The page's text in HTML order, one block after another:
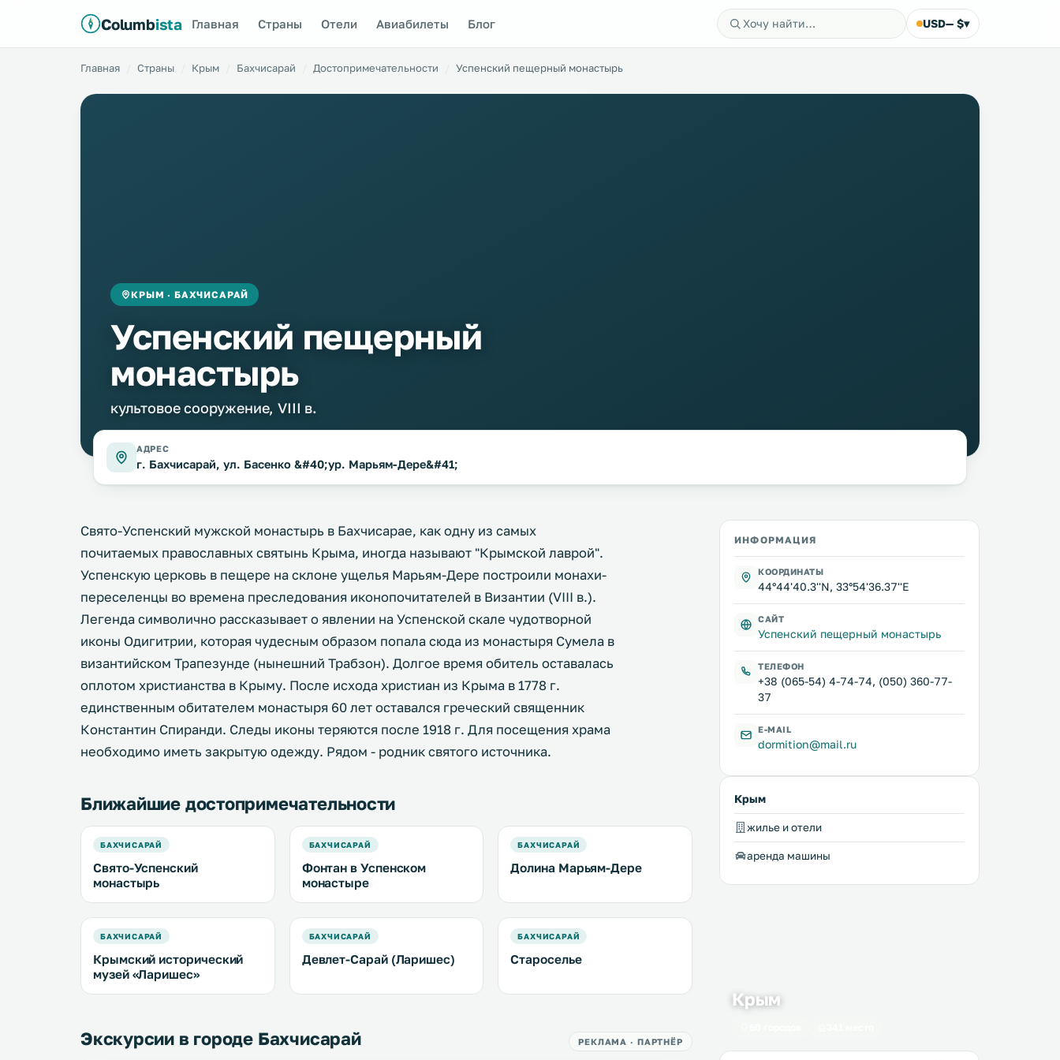
Columbista Главная Страны Отели Авиабилеты Блог USD— $▾
Главная Страны Крым Бахчисарай Достопримечательности Успенский пещерный монастырь
КРЫМ · БАХЧИСАРАЙ
Успенский пещерный
монастырь
культовое сооружение, VIII в.
АДРЕС
г. Бахчисарай, ул. Басенко &#40;ур. Марьям-Дере&#41;
Свято-Успенский мужской монастырь в Бахчисарае, как одну из самых
почитаемых православных святынь Крыма, иногда называют "Крымской лаврой".
Успенскую церковь в пещере на склоне ущелья Марьям-Дере построили монахи-
переселенцы во времена преследования иконопочитателей в Византии (VIII в.).
Легенда символично рассказывает о явлении на Успенской скале чудотворной
иконы Одигитрии, которая чудесным образом попала сюда из монастыря Сумела в
византийском Трапезунде (нынешний Трабзон). Долгое время обитель оставалась
оплотом христианства в Крыму. После исхода христиан из Крыма в 1778 г.
единственным обитателем монастыря 60 лет оставался греческий священник
Константин Спиранди. Следы иконы теряются после 1918 г. Для посещения храма
необходимо иметь закрытую одежду. Рядом - родник святого источника.
Ближайшие достопримечательности
БАХЧИСАРАЙ
Свято-Успенский
монастырь
БАХЧИСАРАЙ
Фонтан в Успенском
монастыре
БАХЧИСАРАЙ
Долина Марьям-Дере
БАХЧИСАРАЙ
Крымский исторический
музей «Ларишес»
БАХЧИСАРАЙ
Девлет-Сарай (Ларишес)
БАХЧИСАРАЙ
Староселье
Экскурсии в городе Бахчисарай РЕКЛАМА · ПАРТНЁР
ИНФОРМАЦИЯ
КООРДИНАТЫ
44°44'40.3''N, 33°54'36.37''E
САЙТ
Успенский пещерный монастырь
ТЕЛЕФОН
+38 (065-54) 4-74-74, (050) 360-77-
37
E-MAIL
dormition@mail.ru
Крым
жилье и отели
аренда машины
Крым